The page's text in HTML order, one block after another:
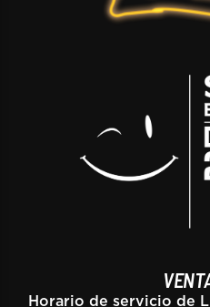
Horario de servicio de